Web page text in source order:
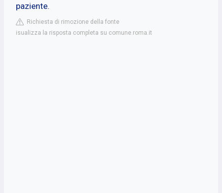
paziente.
Richiesta di rimozione della fonte
isualizza la risposta completa su comune.roma.it